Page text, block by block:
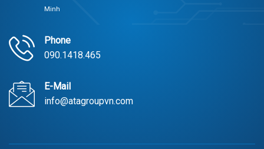
Minh
Phone
090.1418.465
E-Mail
info@atagroupvn.com